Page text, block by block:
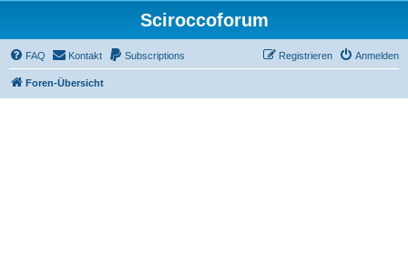
Sciroccoforum
FAQ Kontakt Subscriptions Anmelden
Registrieren
Foren-Übersicht